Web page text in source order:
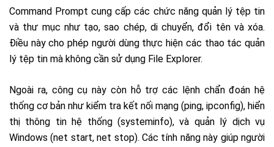
Command Prompt cung cấp các chức năng quản lý tệp tin
và thư mục như tạo, sao chép, di chuyển, đổi tên và xóa.
Điều này cho phép người dùng thực hiện các thao tác quản
lý tệp tin mà không cần sử dụng File Explorer.
Ngoài ra, công cụ này còn hỗ trợ các lệnh chẩn đoán hệ
thống cơ bản như kiểm tra kết nối mạng (ping, ipconfig), hiển
thị thông tin hệ thống (systeminfo), và quản lý dịch vụ
Windows (net start, net stop). Các tính năng này giúp người